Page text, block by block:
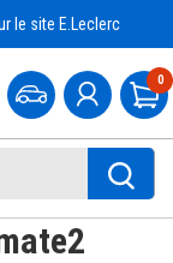
le site E.Leclerc
0